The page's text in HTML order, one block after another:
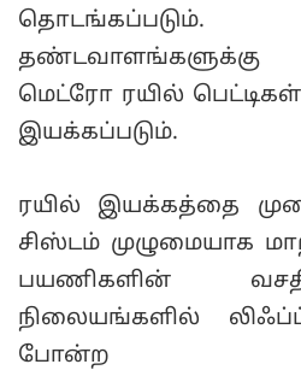
தொடங்கப்படும்.
தண்டவாளங்களுக்கு
மெட்ரோ ரயில்
இயக்கப்படும்.
ரயில் இயக்கத்தை
சிஸ்டம் முழுமையாக
பயணிகளின்
நிலையங்களில்
போன்ற